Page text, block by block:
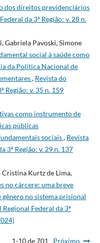
dos direitos previdenciários
da 3ª Região: v. 28 n.
Gabriela Pavoski, Simone
social à saúde como
da Política Nacional de
, Revista do
Região: v. 35 n. 159
como instrumento de
públicas
sociais, Revista
3ª Região: v. 29 n. 137
Kurtz de Lima,
no cárcere: uma breve
gênero no sistema prisional
Federal da 3ª
1-10 de 701 Próximo